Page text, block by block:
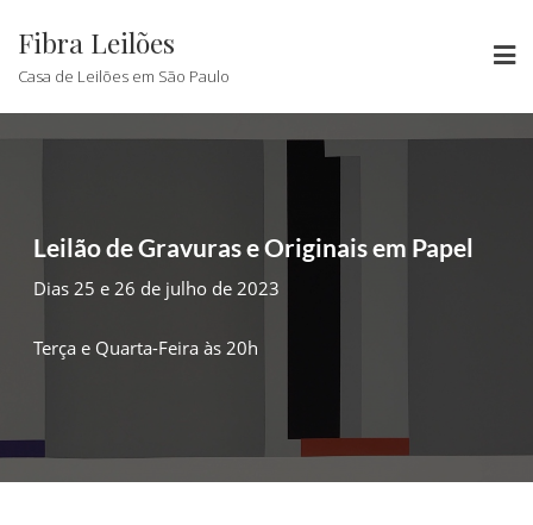
Fibra Leilões
Casa de Leilões em São Paulo
Leilão de Gravuras e Originais em Papel
Dias 25 e 26 de julho de 2023
Terça e Quarta-Feira às 20h